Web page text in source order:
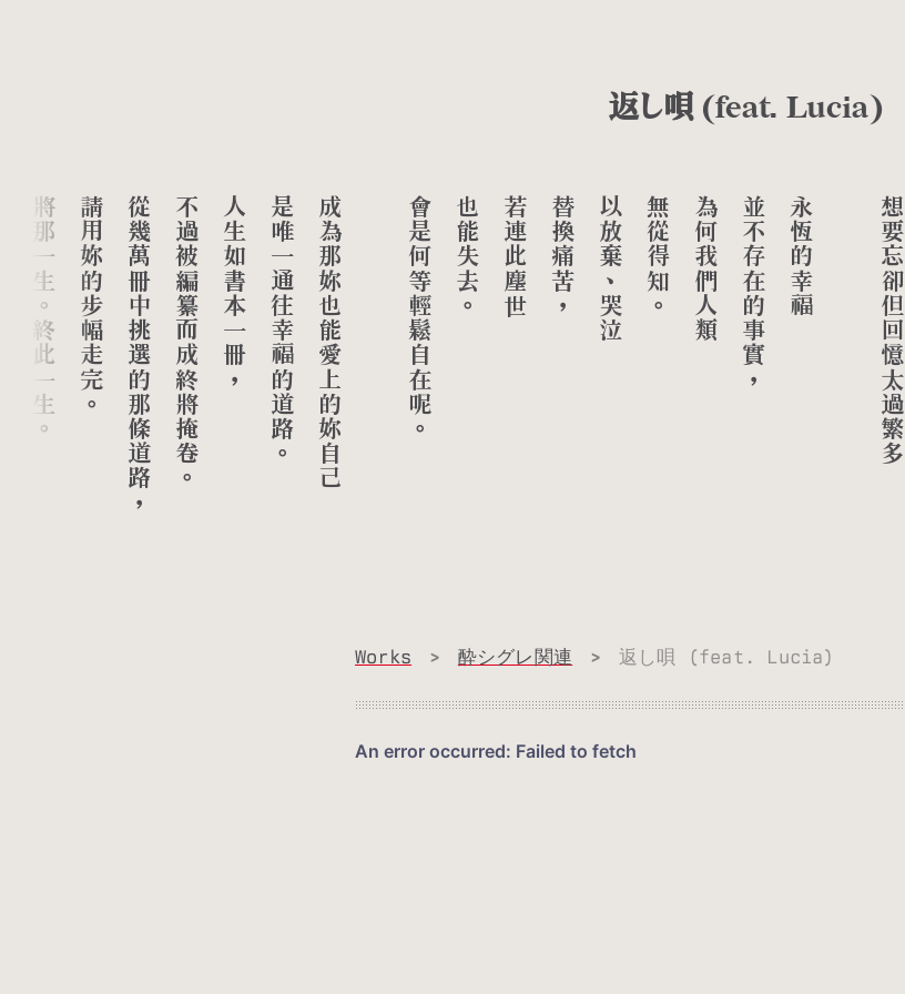
返し唄 (feat. Lucia)
想要忘卻但回憶太過繁多
永恆的幸福
並不存在的事實，
為何我們人類
無從得知。
以放棄、哭泣
替換痛苦，
若連此塵世
也能失去。
會是何等輕鬆自在呢。
成為那妳也能愛上的妳自己
是唯一通往幸福的道路。
人生如書本一冊，
不過被編纂而成終將掩卷。
從幾萬冊中挑選的那條道路，
請用妳的步幅走完。
將那一生。終此一生。
Works > 酔シグレ関連 > 返し唄 (feat. Lucia)